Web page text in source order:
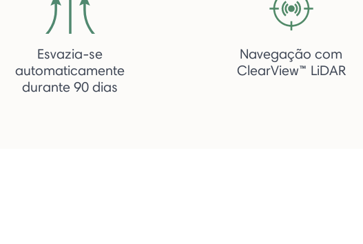
Esvazia-se
automaticamente
durante 90 dias
Navegação com
ClearView™ LiDAR